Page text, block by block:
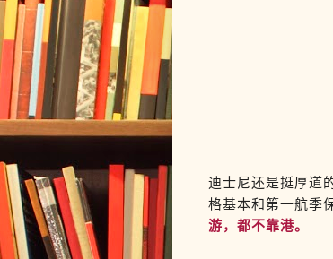
迪士尼还是挺厚道
格基本和第一航季
游，都不靠港。